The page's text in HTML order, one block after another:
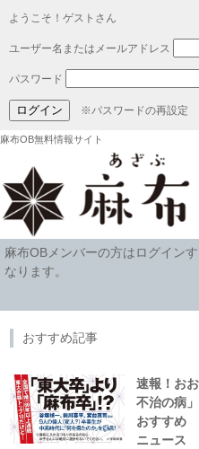
ようこそ！ゲストさん
ユーザー名またはメールアドレス
パスワード
※パスワードの再設定
麻布OB無料情報サイト
麻布OBメンバーの方はログイン
なります。
おすすめ記事
速報！お
不治の病
おすすめ
ニュース